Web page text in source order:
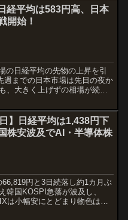
平均は583円高、日本
開始！
の日経平均の先物の上昇を引
週までの日本市場は先日の夜か
、大きく上げずの相場が続い
日】日経平均は1,438円下
株安波及でAI・半導体株
円と3日続落し約1カ月ぶ
韓国KOSPI急落が波及し、
は小幅安にとどまり物色は二